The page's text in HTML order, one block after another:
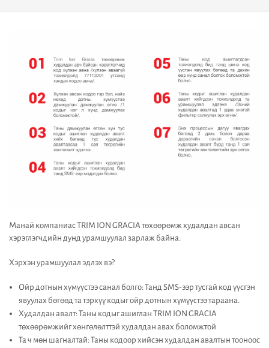
Манай компаниас TRIM ION GRACIA төхөөрөмж худалдан авсан
хэрэглэгчдийн дунд урамшуулал зарлаж байна.
Хэрхэн урамшуулал эдлэх вэ?
Ойр дотнын хүмүүстээ санал болго: Танд SMS-ээр тусгай код үүсгэн
явуулах бөгөөд та тэрхүү кодыг ойр дотнын хүмүүстээ тараана.
Худалдан авалт: Таны кодыг ашиглан TRIM ION GRACIA
төхөөрөмжийг хөнгөлөлттэй худалдан авах боломжтой
Та ч мөн шагналтай: Таны кодоор хийсэн худалдан авалтын тооноос